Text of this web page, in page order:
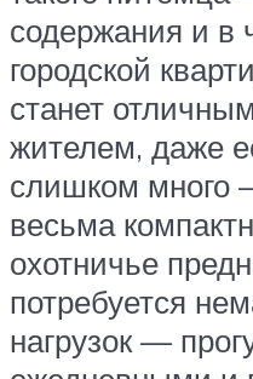
содержания и в
городской
станет
жителем, даже
слишком много
весьма
охотничье
потребуется
нагрузок —